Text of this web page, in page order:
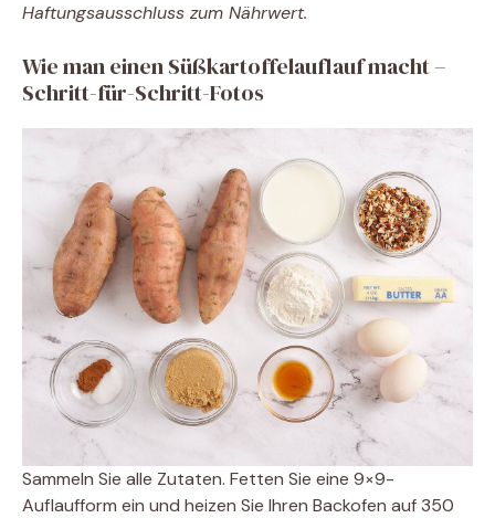
Haftungsausschluss zum Nährwert.
Wie man einen Süßkartoffelauflauf macht –
Schritt-für-Schritt-Fotos
Sammeln Sie alle Zutaten. Fetten Sie eine 9×9-
Auflaufform ein und heizen Sie Ihren Backofen auf 350